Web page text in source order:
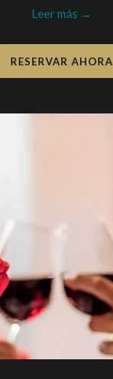
Leer más
RESERVAR AHORA